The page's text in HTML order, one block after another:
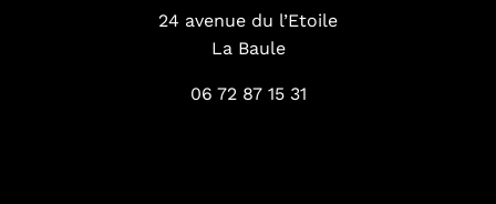
24 avenue du l’Etoile
La Baule
06 72 87 15 31